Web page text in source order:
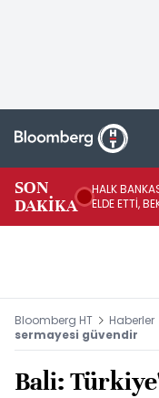
SON
DAKİKA
HALK
ELDE ETTİ,
Bloomberg HT Haberler
sermayesi güvendir
Bali: